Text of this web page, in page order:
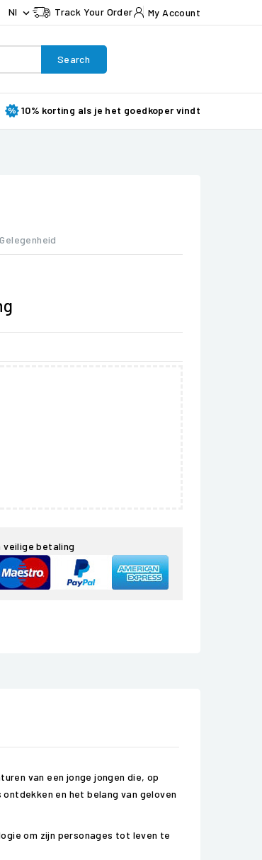
Nl  Track Your Order My Account
Search
10% korting als je het goedkoper vindt
Gelegenheid
veilige betaling
van een jonge jongen die, op
en het belang van geloven
om zijn personages tot leven te